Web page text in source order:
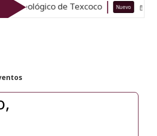
de Texcoco Nuevo 07-